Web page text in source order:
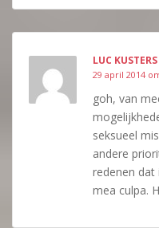
LUC KUSTERS
29 april 2014
goh, van
seksueel
andere
redenen dat
mea culpa.